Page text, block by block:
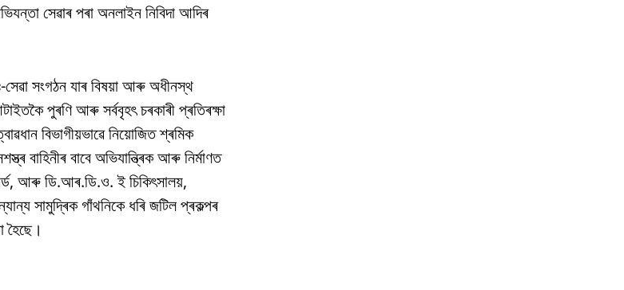
সেৱাৰ পৰা অনলাইন নিবিদা আদিৰ
সংগঠন যাৰ বিষয়া আৰু অধীনস্থ
পুৰণি আৰু সৰ্ববৃহৎ চৰকাৰী প্ৰতিৰক্ষা
বিভাগীয়ভাৱে নিয়োজিত শ্ৰমিক
বাবে অভিযান্ত্ৰিক আৰু নিৰ্মাণত
আৰু ডি.আৰ.ডি.ও. ই চিকিৎসালয়,
সামুদ্ৰিক গাঁথনিকে ধৰি জটিল প্ৰকল্পৰ
হৈছে।